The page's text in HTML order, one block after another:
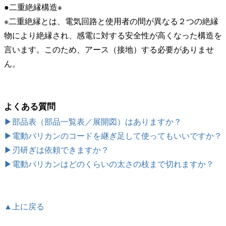
●二重絶縁構造※
※二重絶縁とは、電気回路と使用者の間が異なる２つの絶縁
物により絶縁され、感電に対する安全性が高くなった構造を
言います。このため、アース（接地）する必要がありませ
ん。
よくある質問
▶部品表（部品一覧表／展開図）はありますか？
▶電動バリカンのコードを継ぎ足して使ってもいいですか？
▶刃研ぎは依頼できますか？
▶電動バリカンはどのくらいの太さの枝まで切れますか？
▲上に戻る